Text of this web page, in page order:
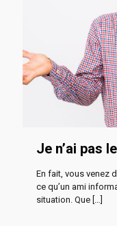
Je n’ai pas
En fait, vous venez
ce qu’un ami
situation. Que […]